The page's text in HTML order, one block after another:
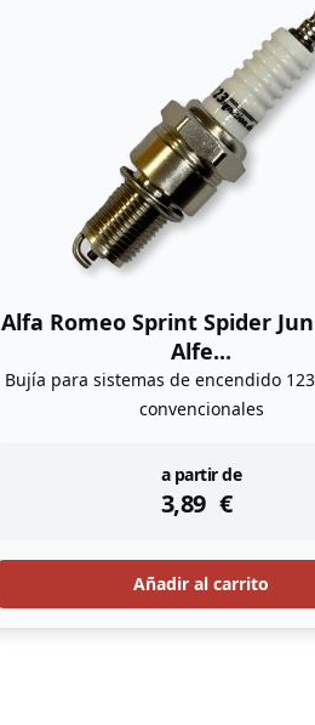
Alfa Romeo Sprint Spider
Alfe...
Bujía para sistemas de encendido
convencionales
a partir de
3,89 €
instock
Añadir al carrito